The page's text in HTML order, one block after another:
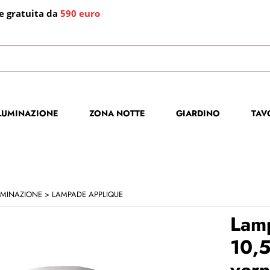
gratuita da 590 euro
il
ZONA NOTTE GIARDINO
LAMPADE APPLIQUE